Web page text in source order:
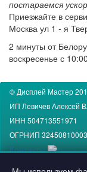
постараемся
Приезжайте в
Москва ул 1 - я
2 минуты от
воскресенье с 10:00
© Дисплей Мастер
ИП Левичев Алексей
ИНН 504713551971
ОГРНИП
Контакты